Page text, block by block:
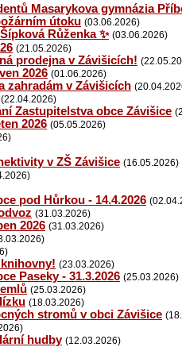
Masarykova gymnázia
útoku (03.06.2026)
Růženka ✨ (03.06.2026)
(21.05.2026)
prodejna v Závišicích!
2026 (01.06.2026)
zahradám v Závišicích
(22.04.2026)
Zastupitelstva obce Závišice
2026 (05.05.2026)
v ZŠ Závišice (16.05.2026)
pod Hůrkou - 14.4.2026
(31.03.2026)
2026 (31.03.2026)
(23.03.2026)
Paseky - 31.3.2026 (25.03.2026)
(25.03.2026)
(18.03.2026)
stromů v obci Závišice
hudby (12.03.2026)